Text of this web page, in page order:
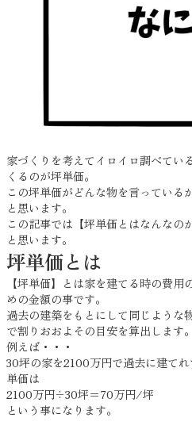
家づくりを考えてイロイロ調べてい
くるのが坪単価。
この坪単価がどんな物を言っている
と思います。
この記事では【坪単価とはなんなの
と思います。
坪単価とは
【坪単価】とは家を建てる時の費
めの金額の事です。
過去の建築をもとにして同じような
で割りおおよその目安を算出します。
例えば・・・
30坪の家を2100万円で過去に建て
単価は
2100万円÷30坪＝70万円/坪
という事になります。